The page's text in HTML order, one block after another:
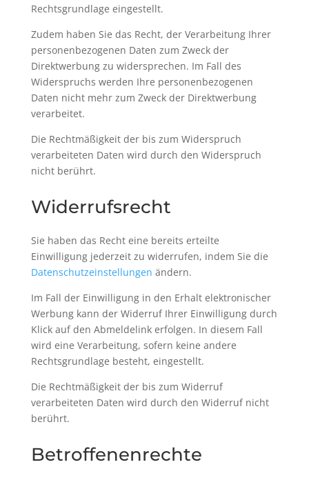
Rechtsgrundlage eingestellt.
Zudem haben Sie das Recht, der Verarbeitung Ihrer
personenbezogenen Daten zum Zweck der
Direktwerbung zu widersprechen. Im Fall des
Widerspruchs werden Ihre personenbezogenen
Daten nicht mehr zum Zweck der Direktwerbung
verarbeitet.
Die Rechtmäßigkeit der bis zum Widerspruch
verarbeiteten Daten wird durch den Widerspruch
nicht berührt.
Widerrufsrecht
Sie haben das Recht eine bereits erteilte
Einwilligung jederzeit zu widerrufen, indem Sie die
Datenschutzeinstellungen ändern.
Im Fall der Einwilligung in den Erhalt elektronischer
Werbung kann der Widerruf Ihrer Einwilligung durch
Klick auf den Abmeldelink erfolgen. In diesem Fall
wird eine Verarbeitung, sofern keine andere
Rechtsgrundlage besteht, eingestellt.
Die Rechtmäßigkeit der bis zum Widerruf
verarbeiteten Daten wird durch den Widerruf nicht
berührt.
Betroffenenrechte